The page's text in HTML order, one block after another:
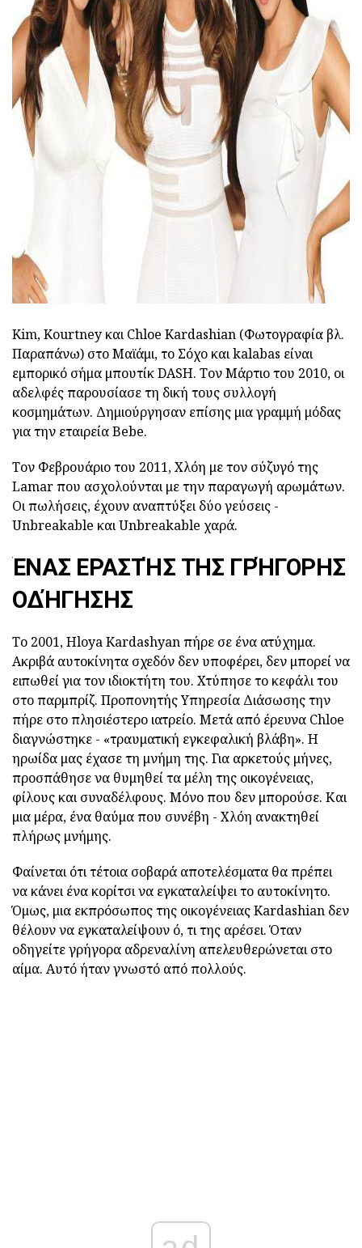
ad
Kim, Kourtney και Chloe Kardashian (Φωτογραφία βλ.
Παραπάνω) στο Μαϊάμι, το Σόχο και kalabas είναι
εμπορικό σήμα μπουτίκ DASH. Τον Μάρτιο του 2010, οι
αδελφές παρουσίασε τη δική τους συλλογή
κοσμημάτων. Δημιούργησαν επίσης μια γραμμή μόδας
για την εταιρεία Bebe.
Τον Φεβρουάριο του 2011, Χλόη με τον σύζυγό της
Lamar που ασχολούνται με την παραγωγή αρωμάτων.
Οι πωλήσεις, έχουν αναπτύξει δύο γεύσεις -
Unbreakable και Unbreakable χαρά.
ΈΝΑΣ ΕΡΑΣΤΉΣ ΤΗΣ ΓΡΉΓΟΡΗΣ
ΟΔΉΓΗΣΗΣ
Το 2001, Hloya Kardashyan πήρε σε ένα ατύχημα.
Ακριβά αυτοκίνητα σχεδόν δεν υποφέρει, δεν μπορεί να
ειπωθεί για τον ιδιοκτήτη του. Χτύπησε το κεφάλι του
στο παρμπρίζ. Προπονητής Υπηρεσία Διάσωσης την
πήρε στο πλησιέστερο ιατρείο. Μετά από έρευνα Chloe
διαγνώστηκε - «τραυματική εγκεφαλική βλάβη». Η
ηρωίδα μας έχασε τη μνήμη της. Για αρκετούς μήνες,
προσπάθησε να θυμηθεί τα μέλη της οικογένειας,
φίλους και συναδέλφους. Μόνο που δεν μπορούσε. Και
μια μέρα, ένα θαύμα που συνέβη - Χλόη ανακτηθεί
πλήρως μνήμης.
Φαίνεται ότι τέτοια σοβαρά αποτελέσματα θα πρέπει
να κάνει ένα κορίτσι να εγκαταλείψει το αυτοκίνητο.
Όμως, μια εκπρόσωπος της οικογένειας Kardashian δεν
θέλουν να εγκαταλείψουν ό, τι της αρέσει. Όταν
οδηγείτε γρήγορα αδρεναλίνη απελευθερώνεται στο
αίμα. Αυτό ήταν γνωστό από πολλούς.